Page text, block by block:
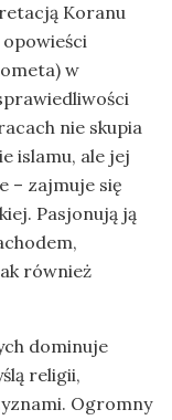
Koranu
w
nie skupia
islamu, ale jej
– zajmuje się
Pasjonują ją
również
dominuje
religii,
Ogromny